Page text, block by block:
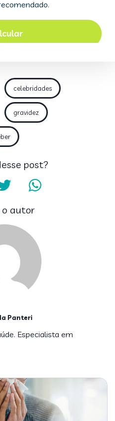
celebridades
gravidez
post?
o autor
Panteri
Especialista em